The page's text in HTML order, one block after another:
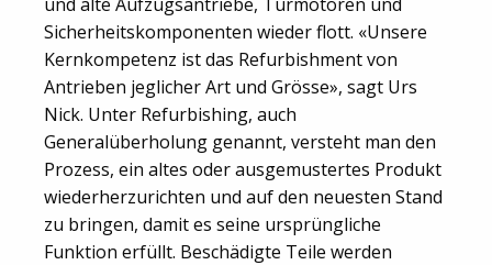
Sicherheitskomponenten wieder flott. «Unsere
Kernkompetenz ist das Refurbishment von
Antrieben jeglicher Art und Grösse», sagt Urs
Nick. Unter Refurbishing, auch
Generalüberholung genannt, versteht man den
Prozess, ein altes oder ausgemustertes Produkt
wiederherzurichten und auf den neuesten Stand
zu bringen, damit es seine ursprüngliche
Funktion erfüllt. Beschädigte Teile werden